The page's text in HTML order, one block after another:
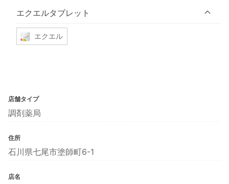
エクエルタブレット
エクエル
店舗タイプ
調剤薬局
住所
石川県七尾市塗師町6-1
店名